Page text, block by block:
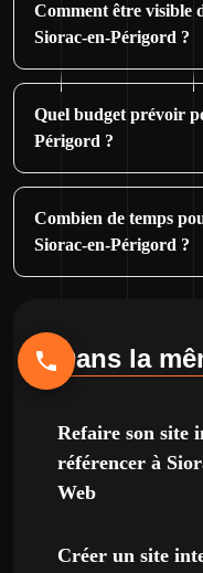
Comment être visible
Siorac-en-Périgord ?
Quel budget prévoir
Périgord ?
Combien de temps
Siorac-en-Périgord ?
Dans la
Refaire son site
référencer à
Web
Créer un site